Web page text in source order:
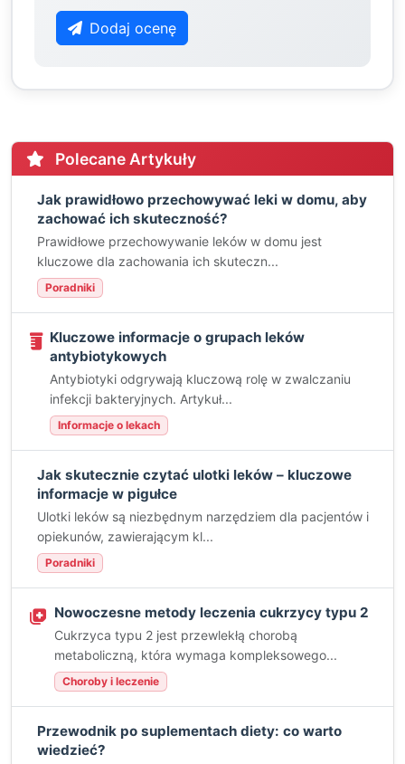
Dodaj ocenę
Polecane Artykuły
Jak prawidłowo przechowywać leki w domu, aby
zachować ich skuteczność?
Prawidłowe przechowywanie leków w domu jest
kluczowe dla zachowania ich skuteczn...
Poradniki
Kluczowe informacje o grupach leków
antybiotykowych
Antybiotyki odgrywają kluczową rolę w zwalczaniu
infekcji bakteryjnych. Artykuł...
Informacje o lekach
Jak skutecznie czytać ulotki leków – kluczowe
informacje w pigułce
Ulotki leków są niezbędnym narzędziem dla pacjentów i
opiekunów, zawierającym kl...
Poradniki
Nowoczesne metody leczenia cukrzycy typu 2
Cukrzyca typu 2 jest przewlekłą chorobą
metaboliczną, która wymaga kompleksowego...
Choroby i leczenie
Przewodnik po suplementach diety: co warto
wiedzieć?